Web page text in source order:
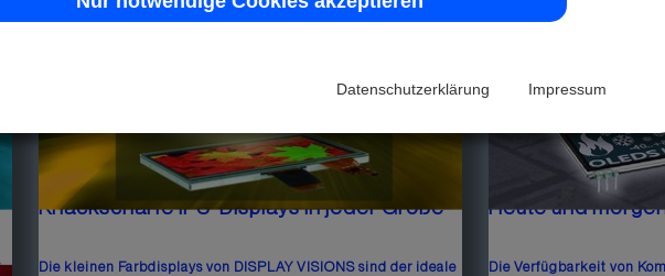
Datenschutzerklärung Impressum
Knackscharfe IPS-Displays in jeder Größe
Die kleinen Farbdisplays von DISPLAY VISIONS sind der ideale
Heute und
Die Verfügbarkeit von